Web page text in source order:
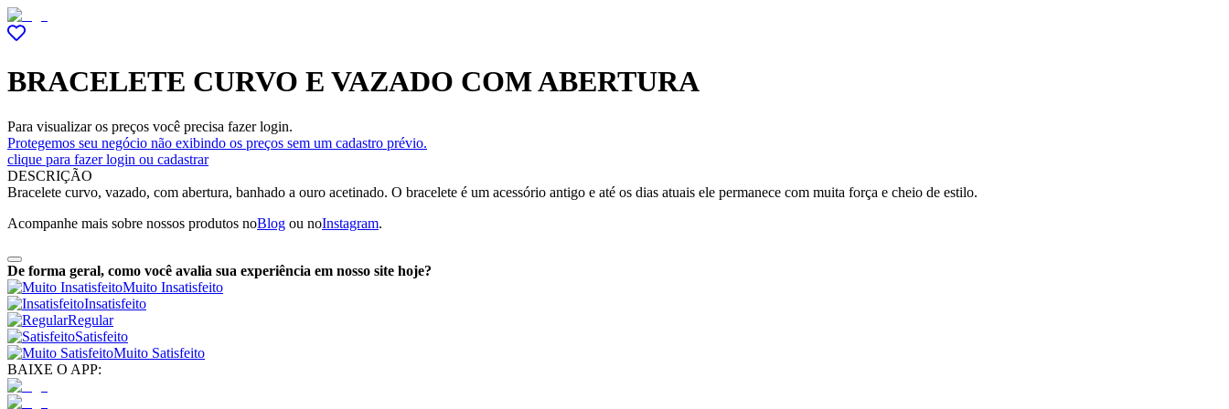
BRACELETE CURVO E VAZADO COM ABERTURA
Para visualizar os preços você precisa fazer login.
Protegemos seu negócio não exibindo os preços sem um cadastro prévio.
clique para fazer login ou cadastrar
DESCRIÇÃO
Bracelete curvo, vazado, com abertura, banhado a ouro acetinado. O bracelete é um acessório antigo e até os dias atuais ele permanece com muita força e cheio de estilo.
Acompanhe mais sobre nossos produtos noBlog ou noInstagram.
De forma geral, como você avalia sua experiência em nosso site hoje?
Muito Insatisfeito
Insatisfeito
Regular
Satisfeito
Muito Satisfeito
BAIXE O APP: